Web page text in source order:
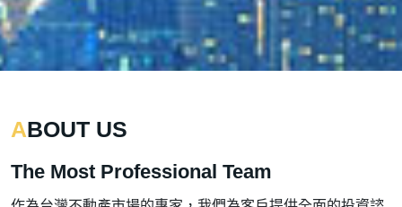
ABOUT US
The Most Professional Team